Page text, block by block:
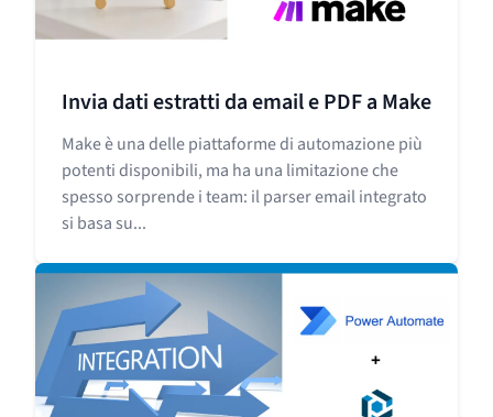
Invia dati estratti da email e PDF a Make
Make è una delle piattaforme di automazione più
potenti disponibili, ma ha una limitazione che
spesso sorprende i team: il parser email integrato
si basa su...